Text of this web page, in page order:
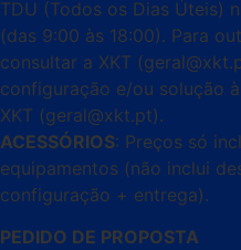
TDU (Todos os Dias Úteis)
(das 9:00 às 18:00). Para
consultar a XKT
configuração e/ou solução
XKT (geral@xkt.pt).
ACESSÓRIOS: Preços só
equipamentos (não inclui
configuração + entrega).
PEDIDO DE PROPOSTA